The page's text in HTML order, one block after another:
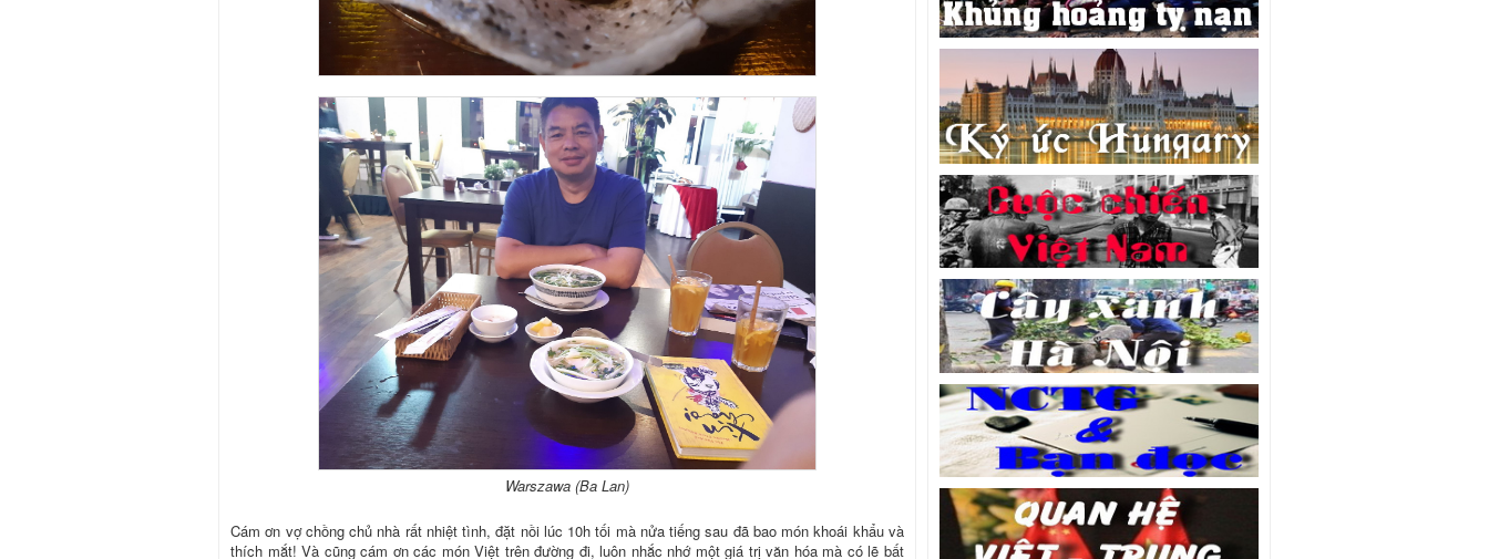
Warszawa (Ba Lan)
Cám ơn vợ chồng chủ nhà rất nhiệt tình, đặt nồi lúc 10h tối mà nửa tiếng sau đã bao món khoái khẩu và
thích mắt! Và cũng cám ơn các món Việt trên đường đi, luôn nhắc nhớ một giá trị văn hóa mà có lẽ bất